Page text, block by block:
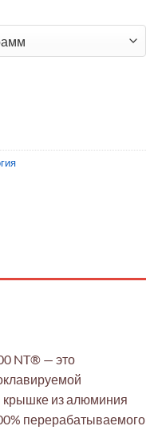
NT® — это
крышке из алюминия
перерабатываемого